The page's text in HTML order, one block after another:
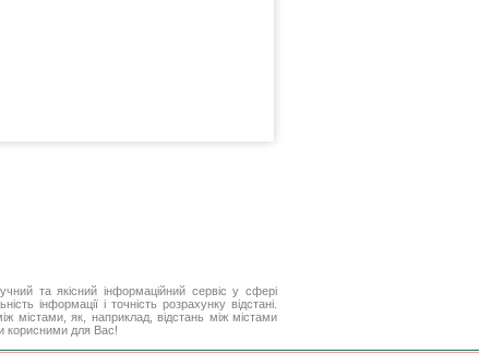
та якісний інформаційний сервіс у сфері
інформації і точність розрахунку відстані.
містами, як, наприклад, відстань між містами
корисними для Вас!